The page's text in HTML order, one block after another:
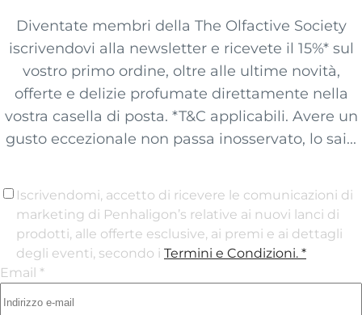
Diventate membri della The Olfactive Society
iscrivendovi alla newsletter e ricevete il 15%* sul
vostro primo ordine, oltre alle ultime novità,
offerte e delizie profumate direttamente nella
vostra casella di posta. *T&C applicabili. Avere un
gusto eccezionale non passa inosservato, lo sai...
Iscrivendomi, accetto di ricevere le comunicazioni di
marketing di Penhaligon’s relative ai nuovi lanci di
prodotti, alle offerte esclusive, ai premi e ai dettagli
degli eventi, secondo i Termini e Condizioni. *
Email *